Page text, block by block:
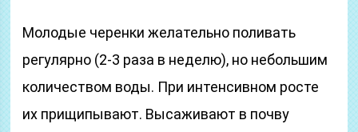
Молодые черенки желательно поливать
регулярно (2-3 раза в неделю), но небольшим
количеством воды. При интенсивном росте
их прищипывают. Высаживают в почву